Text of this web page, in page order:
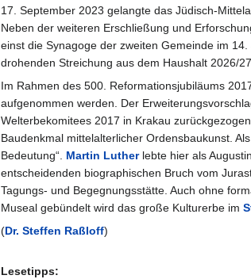
17. September 2023 gelangte das Jüdisch-
Neben der weiteren Erschließung und
einst die Synagoge der zweiten Gemeinde im
drohenden Streichung aus dem Haushalt 2026/
Im Rahmen des 500. Reformationsjubiläums
aufgenommen werden. Der
Welterbekomitees 2017 in Krakau
Baudenkmal mittelalterlicher Ordensbaukunst.
Bedeutung“. Martin Lutherlebte hier als
entscheidenden biographischen Bruch vom
Tagungs- und Begegnungsstätte. Auch ohne
Museal gebündelt wird das große Kulturerbe im
(Dr. Steffen Raßloff)
Lesetipps: